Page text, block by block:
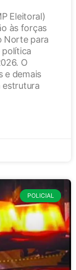
Eleitoral)
às forças
Norte para
O
e demais
estrutura
POLICIAL